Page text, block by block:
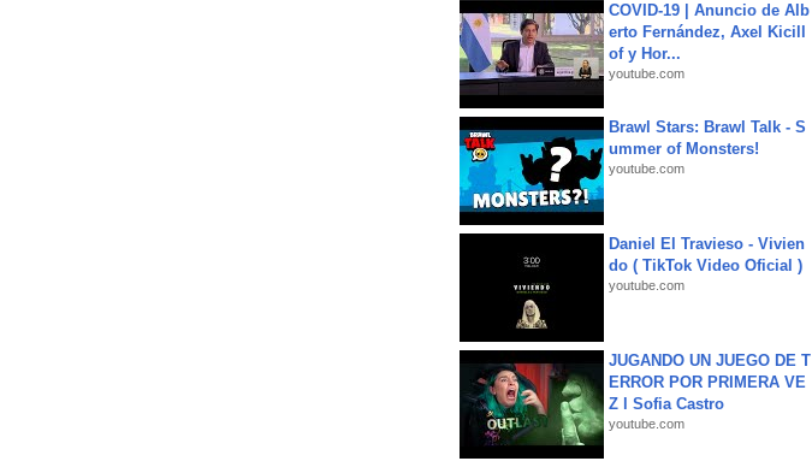
COVID-19 | Anuncio de Alb
erto Fernández, Axel Kicill
of y Hor...
youtube.com
Brawl Stars: Brawl Talk - S
ummer of Monsters!
youtube.com
Daniel El Travieso - Vivien
do ( TikTok Video Oficial )
youtube.com
JUGANDO UN JUEGO DE T
ERROR POR PRIMERA VE
Z l Sofia Castro
youtube.com